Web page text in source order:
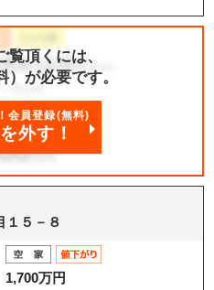
覧頂くには、
が必要です。
会員登録(無料)
外す！
１５－８
1,700万円